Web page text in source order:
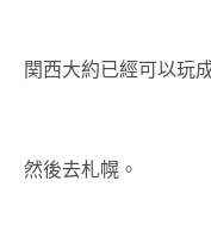
関西大約已經可以玩
然後去札幌。